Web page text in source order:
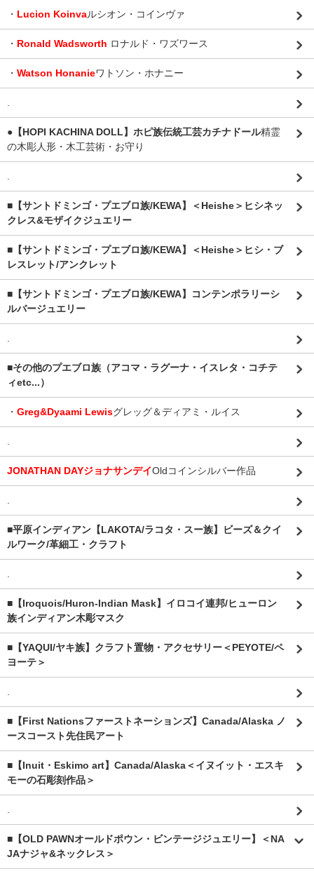
・ Lucion Koinvaルシオン・コインヴァ
・ Ronald Wadsworth ロナルド・ワズワース
・ Watson Honanieワトソン・ホナニー
.
●【HOPI KACHINA DOLL】ホピ族伝統工芸カチナドール精霊
の木彫人形・木工芸術・お守り
.
■【サントドミンゴ・プエブロ族/KEWA】＜Heishe＞ヒシネッ
クレス&モザイクジュエリー
■【サントドミンゴ・プエブロ族/KEWA】＜Heishe＞ヒシ・ブ
レスレット/アンクレット
■【サントドミンゴ・プエブロ族/KEWA】コンテンポラリーシ
ルバージュエリー
.
■その他のプエブロ族（アコマ・ラグーナ・イスレタ・コチテ
ィetc...）
・ Greg&Dyaami Lewisグレッグ＆ディアミ・ルイス
.
JONATHAN DAYジョナサンデイOldコインシルバー作品
.
■平原インディアン【LAKOTA/ラコタ・スー族】ビーズ＆クイ
ルワーク/革細工・クラフト
.
■【Iroquois/Huron-Indian Mask】イロコイ連邦/ヒューロン
族インディアン木彫マスク
■【YAQUI/ヤキ族】クラフト置物・アクセサリー＜PEYOTE/ペ
ヨーテ＞
.
■【First Nationsファーストネーションズ】Canada/Alaska ノ
ースコースト先住民アート
■【Inuit・Eskimo art】Canada/Alaska＜イヌイット・エスキ
モーの石彫刻作品＞
.
■【OLD PAWNオールドポウン・ビンテージジュエリー】＜NA
JAナジャ&ネックレス＞